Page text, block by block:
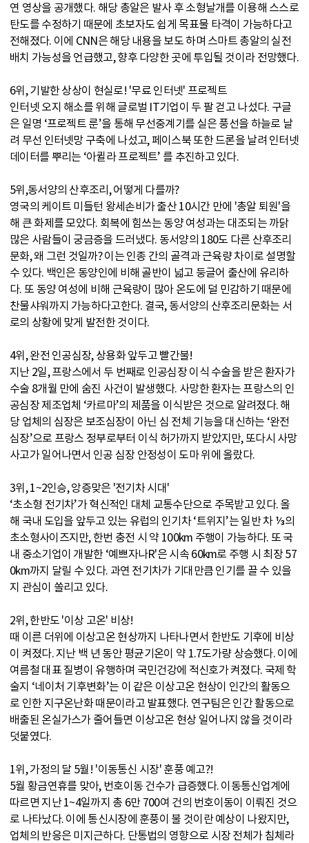
연 영상을 공개했다. 해당 총알은 발사 후 소형날개를 이용해 스스로
탄도를 수정하기 때문에 초보자도 쉽게 목표물 타격이 가능하다고
전해졌다. 이에 CNN은 해당 내용을 보도 하며 스마트 총알의 실전
배치 가능성을 언급했고, 향후 다양한 곳에 투입될 것이라 전망했다.
6위, 기발한 상상이 현실로! '무료 인터넷' 프로젝트
인터넷 오지 해소를 위해 글로벌 IT기업이 두 팔 걷고 나섰다. 구글
은 일명 ‘프로젝트 룬’을 통해 무선중계기를 실은 풍선을 하늘로 날
려 무선 인터넷망 구축에 나섰고, 페이스북 또한 드론을 날려 인터넷
데이터를 뿌리는 ‘아퀼라 프로젝트’ 를 추진하고 있다.
5위,동서양의 산후조리, 어떻게 다를까?
영국의 케이트 미들턴 왕세손비가 출산 10시간 만에 '총알 퇴원'을
해 큰 화제를 모았다. 회복에 힘쓰는 동양 여성과는 대조되는 까닭
많은 사람들이 궁금증을 드러냈다. 동서양의 180도 다른 산후조리
문화, 왜 그런 것일까? 이는 인종 간의 골격과 근육량 차이로 설명할
수 있다. 백인은 동양인에 비해 골반이 넓고 둥글어 출산에 유리하
다. 또 동양 여성에 비해 근육량이 많아 온도에 덜 민감하기 때문에
찬물샤워까지 가능하다고한다. 결국, 동서양의 산후조리문화는 서
로의 상황에 맞게 발전한 것이다.
4위, 완전 인공심장, 상용화 앞두고 빨간불!
지난 2일, 프랑스에서 두 번째로 인공심장 이식 수술을 받은 환자가
수술 8개월 만에 숨진 사건이 발생했다. 사망한 환자는 프랑스의 인
공심장 제조업체 ‘카르마’의 제품을 이식받은 것으로 알려졌다. 해
당 업체의 심장은 보조심장이 아닌 심 전체 기능을 대신하는 ‘완전
심장’으로 프랑스 정부로부터 이식 허가까지 받았지만, 또다시 사망
사고가 일어나면서 인공 심장 안정성이 도마 위에 올랐다.
3위, 1~2인승, 앙증맞은 '전기차 시대'
‘초소형 전기차’가 혁신적인 대체 교통수단으로 주목받고 있다. 올
해 국내 도입을 앞두고 있는 유럽의 인기차 ‘트위지’는 일반 차 ⅓의
초소형사이즈지만, 한번 충전 시 약 100km 주행이 가능하다. 또 국
내 중소기업이 개발한 ‘예쁘자나R'은 시속 60km로 주행 시 최장 57
0km까지 달릴 수 있다. 과연 전기차가 기대만큼 인기를 끌 수 있을
지 관심이 쏠리고 있다.
2위, 한반도 '이상 고온' 비상!
때 이른 더위에 이상고온 현상까지 나타나면서 한반도 기후에 비상
이 켜졌다. 지난 백 년 동안 평균기온이 약 1.7도가량 상승했다. 이에
여름철 대표 질병이 유행하며 국민건강에 적신호가 켜졌다. 국제 학
술지 ‘네이처 기후변화’는 이 같은 이상고온 현상이 인간의 활동으
로 인한 지구온난화 때문이라고 발표했다. 연구팀은 인간 활동으로
배출된 온실가스가 줄어들면 이상고온 현상 일어나지 않을 것이라
덧붙였다.
1위, 가정의 달 5월! '이동통신 시장' 훈풍 예고?!
5월 황금연휴를 맞아, 번호이동 건수가 급증했다. 이동통신업계에
따르면 지난 1~4일까지 총 6만 700여 건의 번호이동이 이뤄진 것으
로 나타났다. 이에 통신시장에 훈풍이 불 것이란 예상이 나왔지만,
업체의 반응은 미지근하다. 단통법의 영향으로 시장 전체가 침체라